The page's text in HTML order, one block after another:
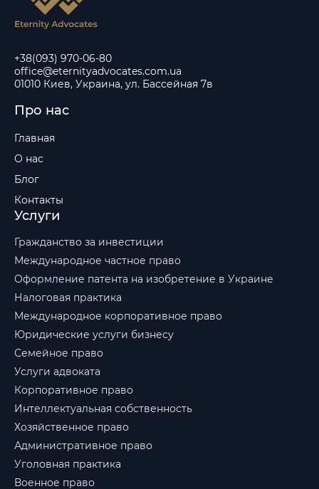
+38(093) 970-06-80
office@eternityadvocates.com.ua
01010 Киев, Украина, ул. Бассейная 7в
Про нас
Главная
О нас
Блог
Контакты
Услуги
Гражданство за инвестиции
Международное частное право
Оформление патента на изобретение в Украине
Налоговая практика
Международное корпоративное право
Юридические услуги бизнесу
Семейное право
Услуги адвоката
Корпоративное право
Интеллектуальная собственность
Хозяйственное право
Административное право
Уголовная практика
Военное право